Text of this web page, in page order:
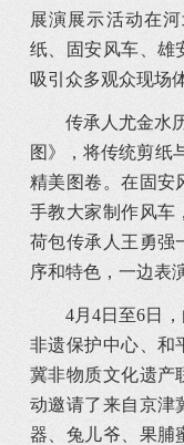
展演展示活动在
纸、固安风车、雄
吸引众多观众现场
传承人尤金水
图》，将传统剪纸
精美图卷。在固安
手教大家制作风车
荷包传承人王勇强
序和特色，一边表
4月4日至6日
非遗保护中心、和
冀非物质文化遗产
动邀请了来自京津
器、兔儿爷、果脯